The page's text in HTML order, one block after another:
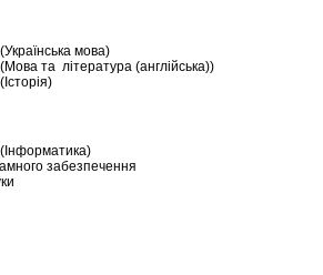
мова)
та література (англійська))
забезпечення